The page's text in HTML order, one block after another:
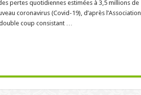
pertes quotidiennes estimées à 3,5 millions de
coronavirus (Covid-19), d’après l’Association
double coup consistant …